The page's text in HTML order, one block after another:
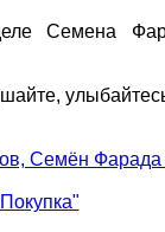
Семена
Семён Фарада